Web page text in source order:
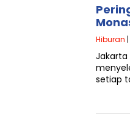
Hiburan
Jakarta
setiap